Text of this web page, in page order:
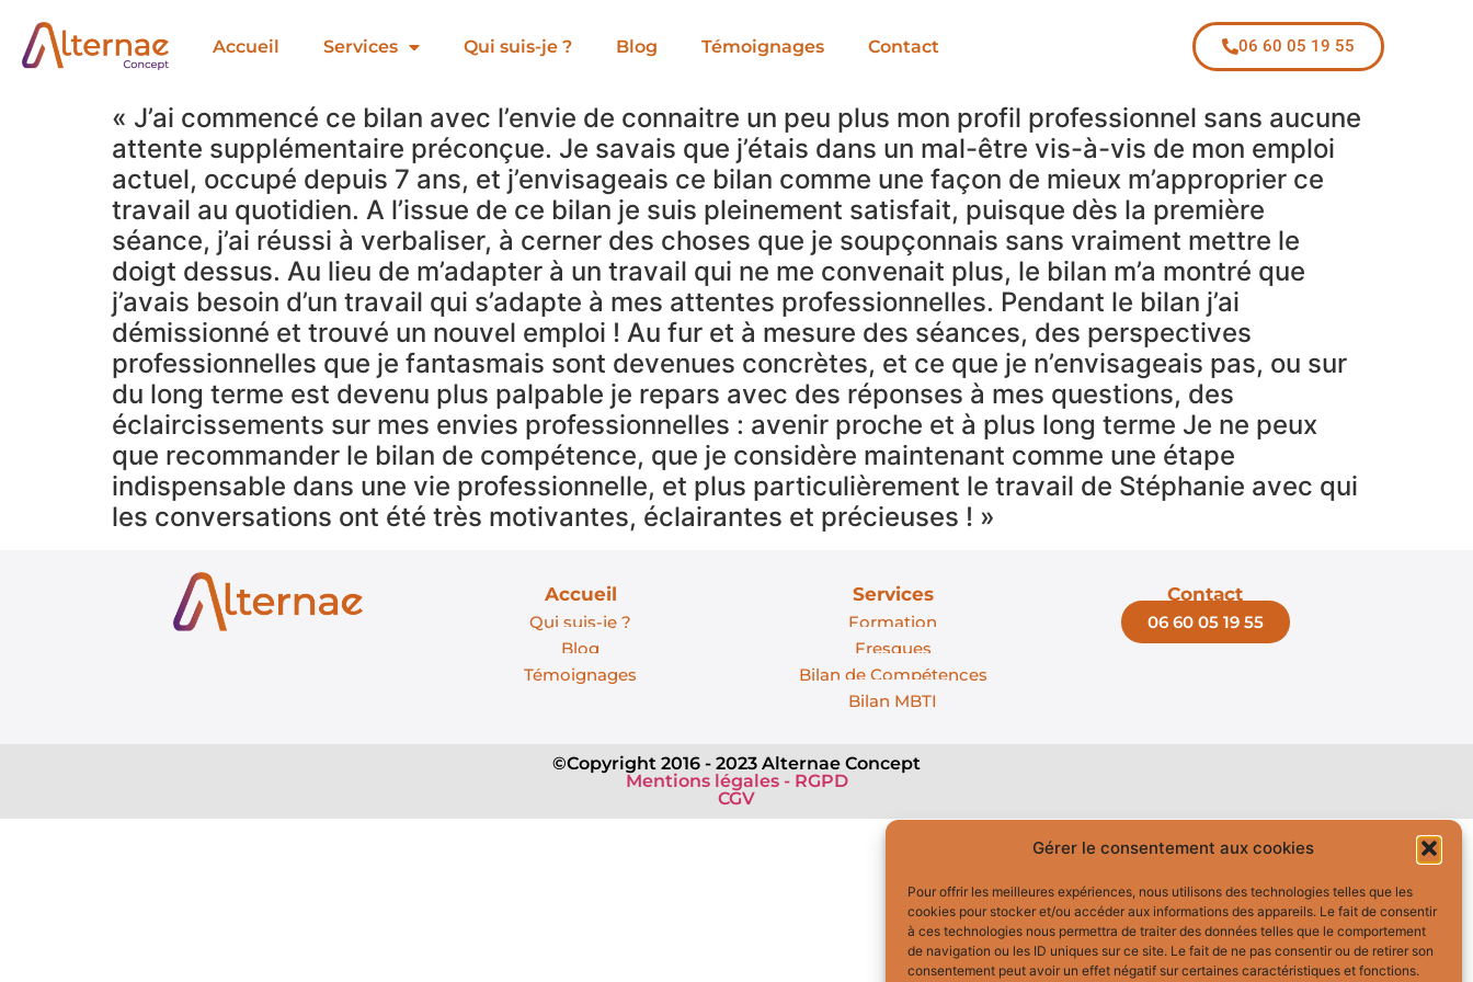
Gérer le consentement aux cookies
Pour offrir les meilleures expériences, nous utilisons des technologies telles que les
cookies pour stocker et/ou accéder aux informations des appareils. Le fait de consentir
à ces technologies nous permettra de traiter des données telles que le comportement
de navigation ou les ID uniques sur ce site. Le fait de ne pas consentir ou de retirer son
consentement peut avoir un effet négatif sur certaines caractéristiques et fonctions.
Accueil Services Qui suis-je ? Blog Témoignages Contact 06 60 05 19 55
« J’ai commencé ce bilan avec l’envie de connaitre un peu plus mon profil professionnel sans aucune
attente supplémentaire préconçue. Je savais que j’étais dans un mal-être vis-à-vis de mon emploi
actuel, occupé depuis 7 ans, et j’envisageais ce bilan comme une façon de mieux m’approprier ce
travail au quotidien. A l’issue de ce bilan je suis pleinement satisfait, puisque dès la première
séance, j’ai réussi à verbaliser, à cerner des choses que je soupçonnais sans vraiment mettre le
doigt dessus. Au lieu de m’adapter à un travail qui ne me convenait plus, le bilan m’a montré que
j’avais besoin d’un travail qui s’adapte à mes attentes professionnelles. Pendant le bilan j’ai
démissionné et trouvé un nouvel emploi ! Au fur et à mesure des séances, des perspectives
professionnelles que je fantasmais sont devenues concrètes, et ce que je n’envisageais pas, ou sur
du long terme est devenu plus palpable je repars avec des réponses à mes questions, des
éclaircissements sur mes envies professionnelles : avenir proche et à plus long terme Je ne peux
que recommander le bilan de compétence, que je considère maintenant comme une étape
indispensable dans une vie professionnelle, et plus particulièrement le travail de Stéphanie avec qui
les conversations ont été très motivantes, éclairantes et précieuses ! »
Accueil
Qui suis-je ?
Blog
Témoignages
Services
Formation
Fresques
Bilan de Compétences
Bilan MBTI
Contact
06 60 05 19 55
©Copyright 2016 - 2023 Alternae Concept
Mentions légales - RGPD
CGV